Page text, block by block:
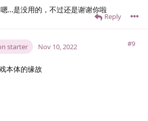
嗯…是没用的，不过还是谢谢你啦
Reply
starter #9
Nov 10, 2022
本体的缘故